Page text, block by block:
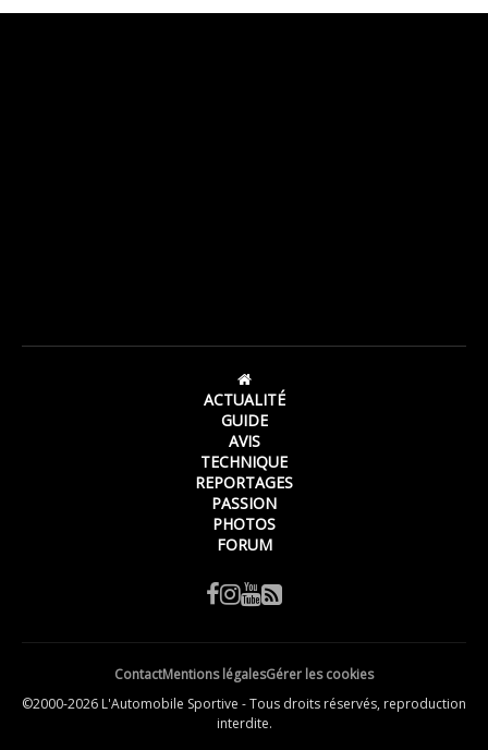
ACTUALITÉ
GUIDE
AVIS
TECHNIQUE
REPORTAGES
PASSION
PHOTOS
FORUM
ContactMentions légalesGérer les cookies
©2000-2026 L'Automobile Sportive - Tous droits réservés, reproduction
interdite.